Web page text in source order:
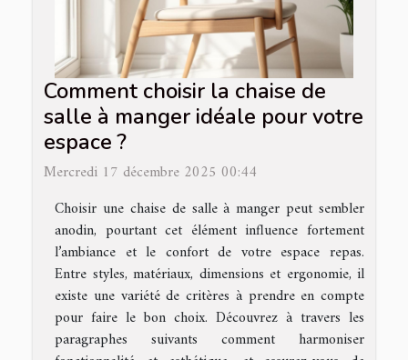
Comment choisir la chaise de
salle à manger idéale pour votre
espace ?
Mercredi 17 décembre 2025 00:44
Choisir une chaise de salle à manger peut sembler
anodin, pourtant cet élément influence fortement
l’ambiance et le confort de votre espace repas.
Entre styles, matériaux, dimensions et ergonomie, il
existe une variété de critères à prendre en compte
pour faire le bon choix. Découvrez à travers les
paragraphes suivants comment harmoniser